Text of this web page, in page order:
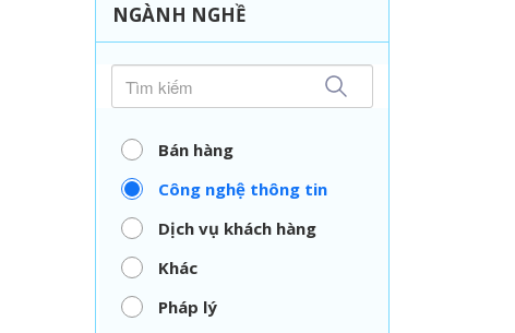
Thái Nguyên
Vĩnh Long
NGÀNH NGHỀ
Bán hàng
Công nghệ thông tin
Dịch vụ khách hàng
Khác
Pháp lý